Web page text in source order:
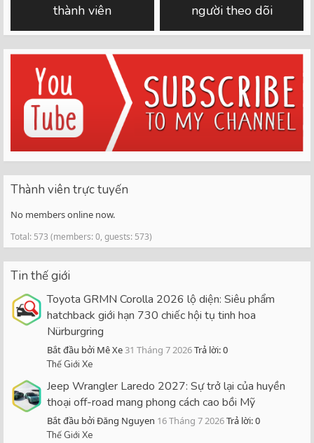
thành viên
người theo dõi
Thành viên trực tuyến
No members online now.
Total: 573 (members: 0, guests: 573)
Tin thế giới
Toyota GRMN Corolla 2026 lộ diện: Siêu phẩm
hatchback giới hạn 730 chiếc hội tụ tinh hoa
Nürburgring
Bắt đầu bởi Mê Xe31 Tháng 7 2026Trả lời: 0
Thế Giới Xe
Jeep Wrangler Laredo 2027: Sự trở lại của huyền
thoại off-road mang phong cách cao bồi Mỹ
Bắt đầu bởi Đăng Nguyen 16 Tháng 7 2026Trả lời: 0
Thế Giới Xe